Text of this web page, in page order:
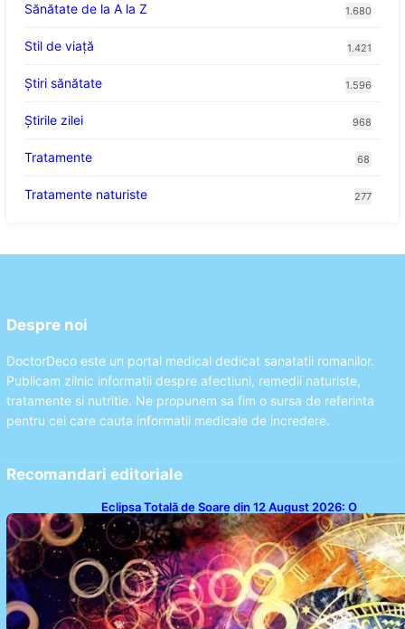
Sănătate de la A la Z 1.680
Stil de viaţă 1.421
Ştiri sănătate 1.596
Știrile zilei 968
Tratamente 68
Tratamente naturiste 277
Despre noi
DoctorDeco este un portal medical dedicat sanatatii romanilor.
Publicam zilnic informatii despre afectiuni, remedii naturiste,
tratamente si nutritie. Ne propunem sa fim o sursa de referinta
pentru cei care cauta informatii medicale de incredere.
Recomandari editoriale
Eclipsa Totală de Soare din 12 August 2026: O
Analiză a Impactului asupra Trei Zodii și a Ciclului de
18 Ani